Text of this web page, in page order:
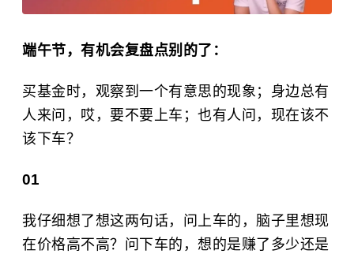
端午节，有机会复盘点别的了：
买基金时，观察到一个有意思的现象；身边总有
人来问，哎，要不要上车；也有人问，现在该不
该下车？
01
我仔细想了想这两句话，问上车的，脑子里想现
在价格高不高？问下车的，想的是赚了多少还是